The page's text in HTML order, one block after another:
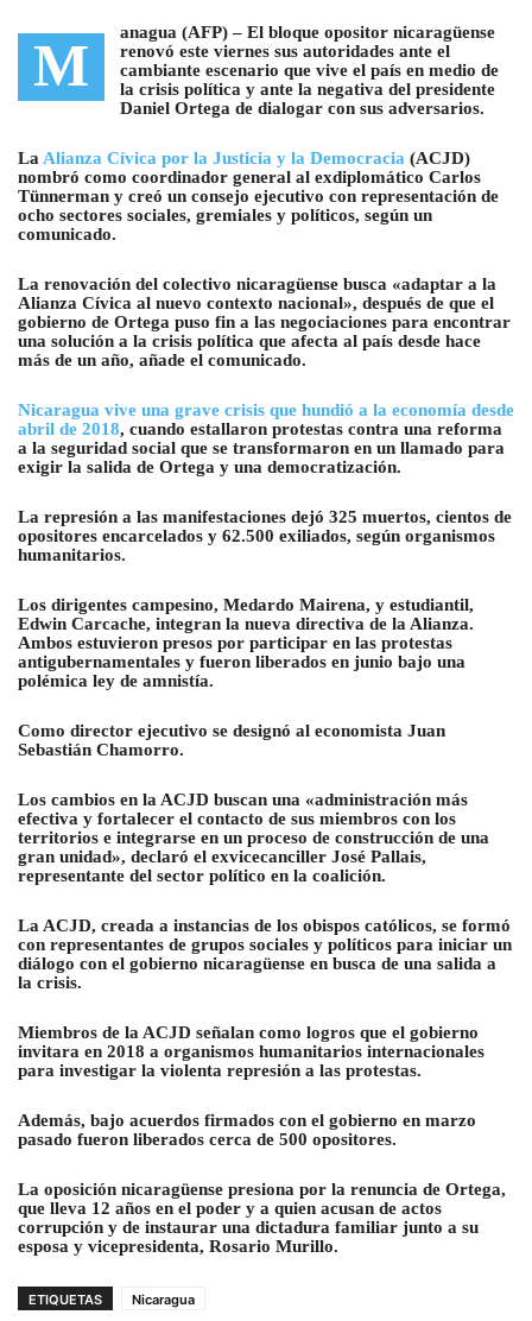
M
anagua (AFP) – El bloque opositor nicaragüense
renovó este viernes sus autoridades ante el
cambiante escenario que vive el país en medio de
la crisis política y ante la negativa del presidente
Daniel Ortega de dialogar con sus adversarios.
LaAlianza Cívica por la Justicia y la Democracia (ACJD)
nombró como coordinador general al exdiplomático Carlos
Tünnerman y creó un consejo ejecutivo con representación de
ocho sectores sociales, gremiales y políticos, según un
comunicado.
La renovación del colectivo nicaragüense busca «adaptar a la
Alianza Cívica al nuevo contexto nacional», después de que el
gobierno de Ortega puso fin a las negociaciones para encontrar
una solución a la crisis política que afecta al país desde hace
más de un año, añade el comunicado.
Nicaragua vive una grave crisis que hundió a la economía desde
abril de 2018, cuando estallaron protestas contra una reforma
a la seguridad social que se transformaron en un llamado para
exigir la salida de Ortega y una democratización.
La represión a las manifestaciones dejó 325 muertos, cientos de
opositores encarcelados y 62.500 exiliados, según organismos
humanitarios.
Los dirigentes campesino, Medardo Mairena, y estudiantil,
Edwin Carcache, integran la nueva directiva de la Alianza.
Ambos estuvieron presos por participar en las protestas
antigubernamentales y fueron liberados en junio bajo una
polémica ley de amnistía.
Como director ejecutivo se designó al economista Juan
Sebastián Chamorro.
Los cambios en la ACJD buscan una «administración más
efectiva y fortalecer el contacto de sus miembros con los
territorios e integrarse en un proceso de construcción de una
gran unidad», declaró el exvicecanciller José Pallais,
representante del sector político en la coalición.
La ACJD, creada a instancias de los obispos católicos, se formó
con representantes de grupos sociales y políticos para iniciar un
diálogo con el gobierno nicaragüense en busca de una salida a
la crisis.
Miembros de la ACJD señalan como logros que el gobierno
invitara en 2018 a organismos humanitarios internacionales
para investigar la violenta represión a las protestas.
Además, bajo acuerdos firmados con el gobierno en marzo
pasado fueron liberados cerca de 500 opositores.
La oposición nicaragüense presiona por la renuncia de Ortega,
que lleva 12 años en el poder y a quien acusan de actos
corrupción y de instaurar una dictadura familiar junto a su
esposa y vicepresidenta, Rosario Murillo.
ETIQUETAS Nicaragua